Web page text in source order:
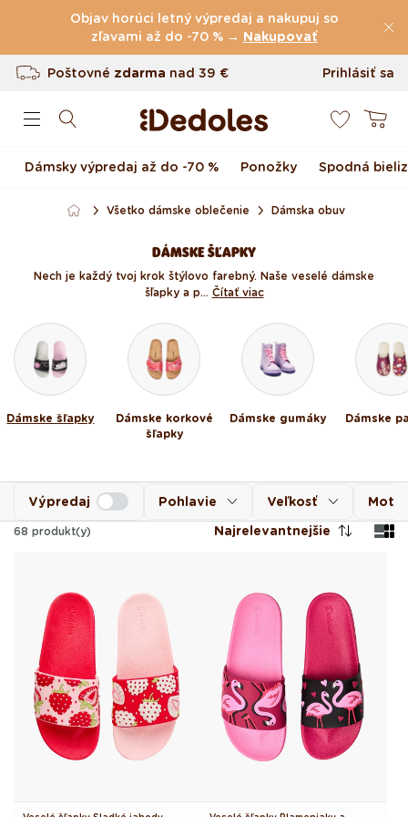
Preskočiť na obsah
Objav horúci letný výpredaj a nakupuj so
zľavami až do -70 % → Nakupovať
Poštovnézdarma nad39 €
Vrátenie tovaru až do 100 dní
Originálny dizajn navrhnutý u nás
Prihlásiť sa
Košík
Dámsky výpredaj až do -70 % Ponožky Spodná
Všetko dámske oblečenie Dámska obuv
DÁMSKE ŠĽAPKY
Nech je každý tvoj krok štýlovo farebný. Naše veselé dámske
šľapky a p... Čítať viac
Dámske šľapky
Dámske korkové
šľapky
Dámske gumáky Dámske
Pohlavie Veľkosť Motív
Výpredaj
68 produkt(y) Najrelevantnejšie